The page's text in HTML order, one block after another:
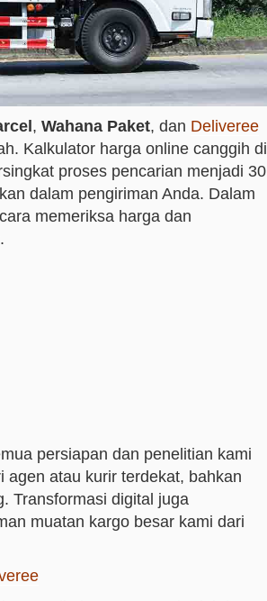
, Wahana Paket, dan Deliveree
Kalkulator harga online canggih di
proses pencarian menjadi 30
dalam pengiriman Anda. Dalam
memeriksa harga dan
persiapan dan penelitian kami
agen atau kurir terdekat, bahkan
Transformasi digital juga
muatan kargo besar kami dari